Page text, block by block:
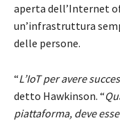
aperta dell’Internet
un’infrastruttura
delle persone.
“L’IoT per avere
detto Hawkinson. “
piattaforma, deve